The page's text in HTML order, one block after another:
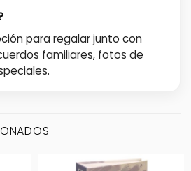
para regalar junto con
familiares, fotos de